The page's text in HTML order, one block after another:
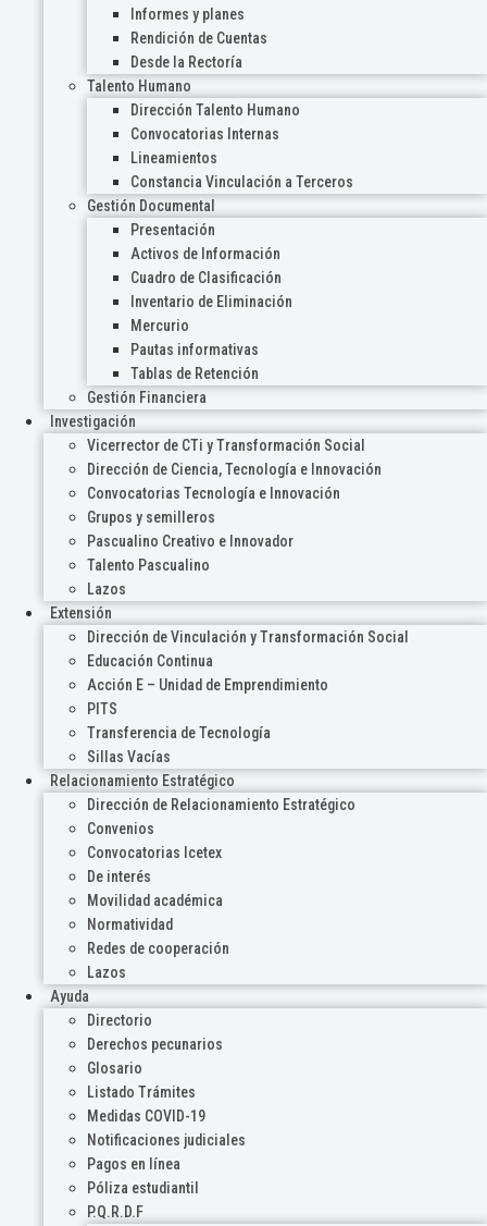
Informes y planes
Rendición de Cuentas
Desde la Rectoría
Talento Humano
Dirección Talento Humano
Convocatorias Internas
Lineamientos
Constancia Vinculación a Terceros
Gestión Documental
Presentación
Activos de Información
Cuadro de Clasificación
Inventario de Eliminación
Mercurio
Pautas informativas
Tablas de Retención
Gestión Financiera
Investigación
Vicerrector de CTi y Transformación Social
Dirección de Ciencia, Tecnología e Innovación
Convocatorias Tecnología e Innovación
Grupos y semilleros
Pascualino Creativo e Innovador
Talento Pascualino
Lazos
Extensión
Dirección de Vinculación y Transformación Social
Educación Continua
Acción E – Unidad de Emprendimiento
PITS
Transferencia de Tecnología
Sillas Vacías
Relacionamiento Estratégico
Dirección de Relacionamiento Estratégico
Convenios
Convocatorias Icetex
De interés
Movilidad académica
Normatividad
Redes de cooperación
Lazos
Ayuda
Directorio
Derechos pecunarios
Glosario
Listado Trámites
Medidas COVID-19
Notificaciones judiciales
Pagos en línea
Póliza estudiantil
P.Q.R.D.F